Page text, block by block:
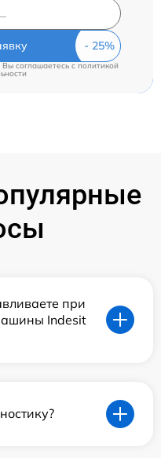
Вы соглашаетесь cполитикой
при
Indesit